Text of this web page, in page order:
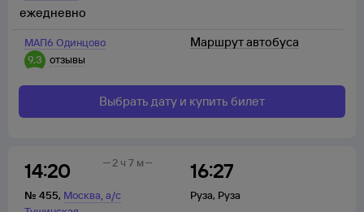
МАП6 Одинцово
9,3
отзывы
ежедневно
Маршрут автобуса
Выбрать дату и купить билет
14:20
№ 455, Москва,а/с
16:27
Руза, Руза
2 ч 7 м